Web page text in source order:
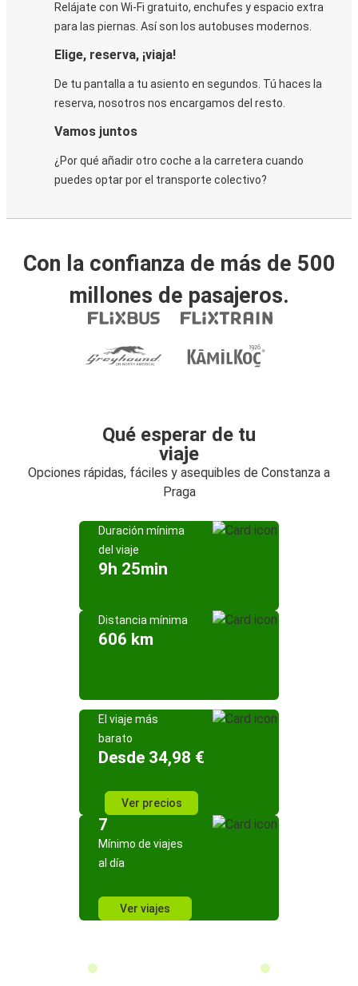
Relájate con Wi-Fi gratuito, enchufes y espacio extra
para las piernas. Así son los autobuses modernos.
Elige, reserva, ¡viaja!
De tu pantalla a tu asiento en segundos. Tú haces la
reserva, nosotros nos encargamos del resto.
Vamos juntos
¿Por qué añadir otro coche a la carretera cuando
puedes optar por el transporte colectivo?
Con la confianza de más de 500
millones de pasajeros.
Qué esperar de tu
viaje
Opciones rápidas, fáciles y asequibles de Constanza a
Praga
Duración mínima
del viaje
9h 25min
Distancia mínima
606 km
El viaje más
barato
Desde 34,98 €
Ver precios
7
Mínimo de viajes
al día
Ver viajes